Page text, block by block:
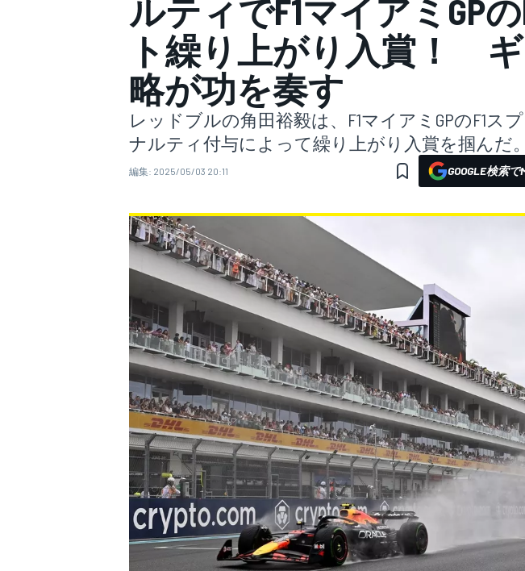
スーパーフォーミュラ
スーパーGT
WEC
ルティでF1マイアミGP
ト繰り上がり入賞！
略が功を奏す
レッドブルの角田裕毅は、F1マイアミGPのF1ス
ナルティ付与によって繰り上がり入賞を掴んだ。
編集: 2025/05/03 20:11 GOOGLE検索